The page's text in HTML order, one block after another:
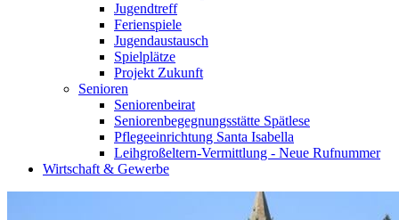
Jugendtreff
Ferienspiele
Jugendaustausch
Spielplätze
Projekt Zukunft
Senioren
Seniorenbeirat
Seniorenbegegnungsstätte Spätlese
Pflegeeinrichtung Santa Isabella
Leihgroßeltern-Vermittlung - Neue Rufnummer
Wirtschaft & Gewerbe